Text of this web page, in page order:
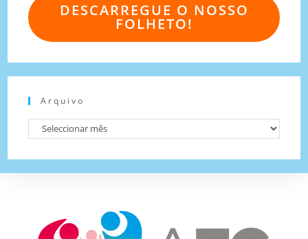
DESCARREGUE O NOSSO
FOLHETO!
Arquivo